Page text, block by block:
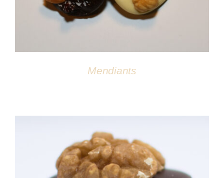
Mendiants